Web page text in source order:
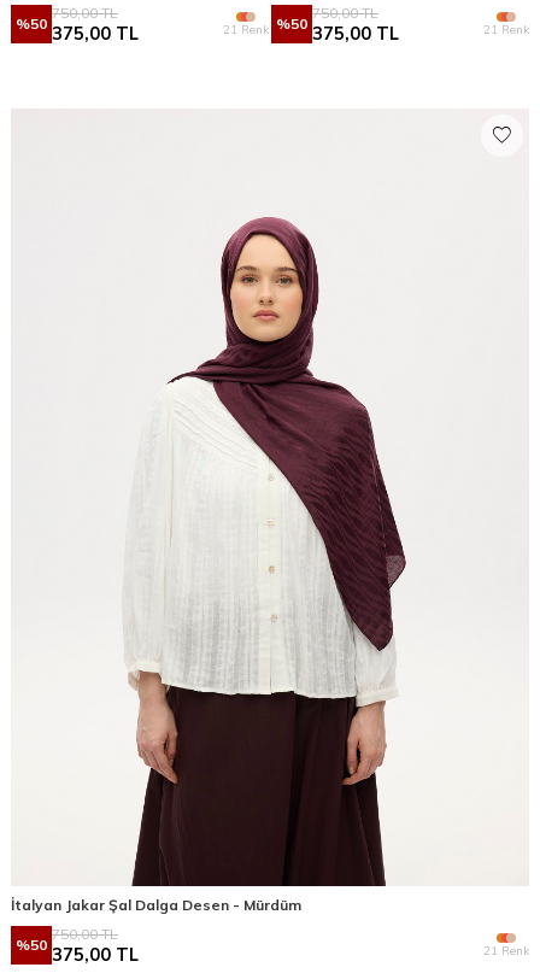
%50
750,00TL
375,00 TL 21 Renk %50
750,00TL
375,00 TL 21 Renk
İtalyan Jakar Şal Dalga Desen - Mürdüm
%50
750,00TL
375,00 TL 21 Renk